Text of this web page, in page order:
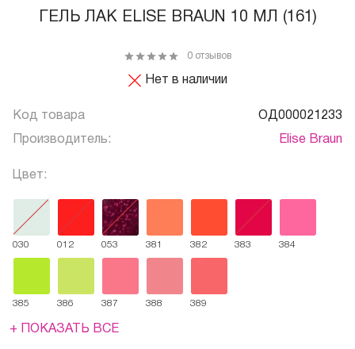
ГЕЛЬ ЛАК ELISE BRAUN 10 МЛ (161)
Нет в наличии
0 отзывов
Код товара ОД000021233
Производитель: Elise Braun
Цвет:
030 012 053 381 382 383 384
385 386 387 388 389
+ ПОКАЗАТЬ ВСЕ